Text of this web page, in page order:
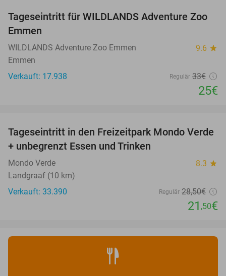
24%
Tageseintritt für WILDLANDS Adventure Zoo
Emmen
WILDLANDS Adventure Zoo Emmen 9.6 star
Emmen
Verkauft: 17.938
Regulär 33€
25€
25%
Tageseintritt in den Freizeitpark Mondo Verde
+ unbegrenzt Essen und Trinken
Mondo Verde 8.3 star
Landgraaf (10 km)
Verkauft: 33.390
Regulär 28,50€
21 ,50€